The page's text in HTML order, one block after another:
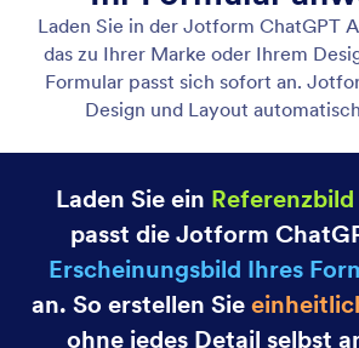
Formulardesign anpassen